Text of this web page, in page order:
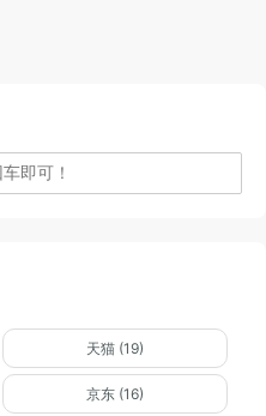
天猫 (19)
京东 (16)